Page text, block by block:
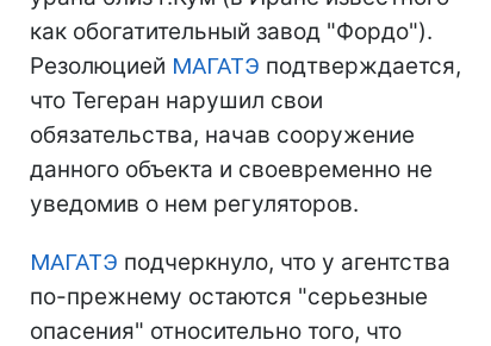
как обогатительный завод "Фордо").
Резолюцией МАГАТЭ подтверждается,
что Тегеран нарушил свои
обязательства, начав сооружение
данного объекта и своевременно не
уведомив о нем регуляторов.
МАГАТЭ подчеркнуло, что у агентства
по-прежнему остаются "серьезные
опасения" относительно того, что